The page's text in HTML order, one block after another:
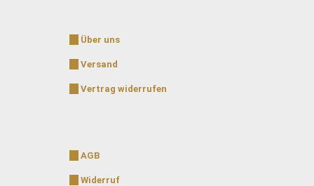
Über uns
Versand
Vertrag widerrufen
AGB
Widerruf